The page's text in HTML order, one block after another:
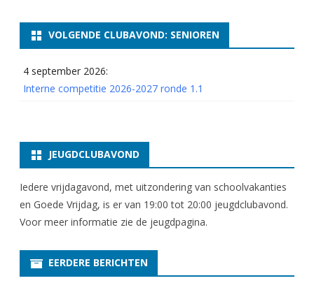
VOLGENDE CLUBAVOND: SENIOREN
4 september 2026:
Interne competitie 2026-2027 ronde 1.1
JEUGDCLUBAVOND
Iedere vrijdagavond, met uitzondering van schoolvakanties
en Goede Vrijdag, is er van 19:00 tot 20:00 jeugdclubavond.
Voor meer informatie zie de jeugdpagina.
EERDERE BERICHTEN